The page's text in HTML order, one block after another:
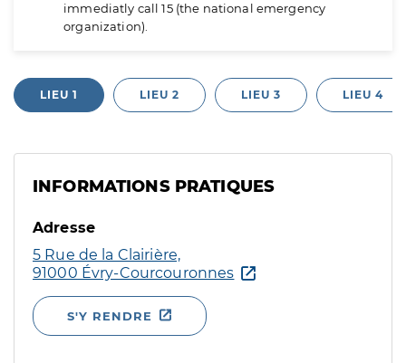
immediatly call 15 (the national emergency
organization).
LIEU 1 LIEU 2 LIEU 3 LIEU 4
INFORMATIONS PRATIQUES
Adresse
5 Rue de la Clairière,
91000 Évry-Courcouronnes
S'Y RENDRE